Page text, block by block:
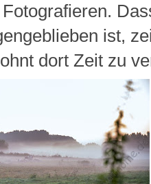
ist,
dort Zeit zu